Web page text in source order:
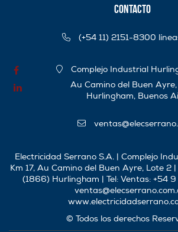
Contacto
(+54 11) 2151-8300
Complejo Industrial
Au Camino del Buen
Hurlingham, Buenos
Electricidad Serrano S.A. | Complejo
Km 17, Au Camino del Buen Ayre, Lote 2
(1866) Hurlingham | Tel: Ventas: +54
© Todos los derechos